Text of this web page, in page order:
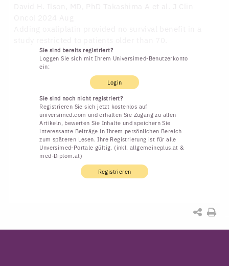
Sie sind bereits registriert?
Loggen Sie sich mit Ihrem Universimed-Benutzerkonto
ein:
Login
Sie sind noch nicht registriert?
Registrieren Sie sich jetzt kostenlos auf
universimed.com und erhalten Sie Zugang zu allen
Artikeln, bewerten Sie Inhalte und speichern Sie
interessante Beiträge in Ihrem persönlichen Bereich
zum späteren Lesen. Ihre Registrierung ist für alle
Unversimed-Portale gültig. (inkl. allgemeineplus.at &
med-Diplom.at)
Registrieren